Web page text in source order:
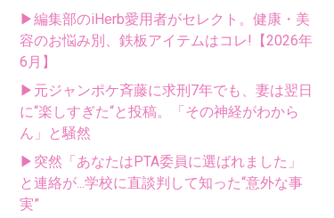
▶編集部のiHerb愛用者がセレクト。健康・美
容のお悩み別、鉄板アイテムはコレ!【2026年
6月】
▶元ジャンポケ斉藤に求刑7年でも、妻は翌日
に“楽しすぎた“と投稿。「その神経がわから
ん」と騒然
▶突然「あなたはPTA委員に選ばれました」
と連絡が...学校に直談判して知った“意外な事
実”